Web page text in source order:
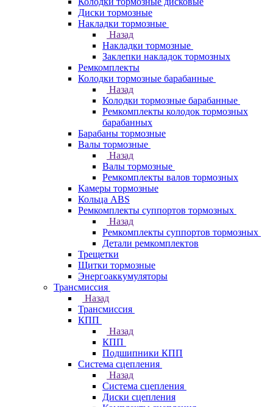
Диски тормозные
Накладки тормозные
Назад
Накладки тормозные
Заклепки накладок тормозных
Ремкомплекты
Колодки тормозные барабанные
Назад
Колодки тормозные барабанные
Ремкомплекты колодок тормозных
барабанных
Барабаны тормозные
Валы тормозные
Назад
Валы тормозные
Ремкомплекты валов тормозных
Камеры тормозные
Кольца ABS
Ремкомплекты суппортов тормозных
Назад
Ремкомплекты суппортов тормозных
Детали ремкомплектов
Трещетки
Щитки тормозные
Энергоаккумуляторы
Трансмиссия
Назад
Трансмиссия
КПП
Назад
КПП
Подшипники КПП
Система сцепления
Назад
Система сцепления
Диски сцепления